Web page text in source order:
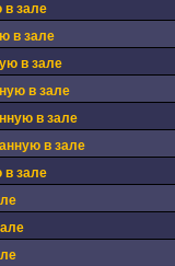
в зале
в зале
в зале
в зале
в зале
в зале
в зале